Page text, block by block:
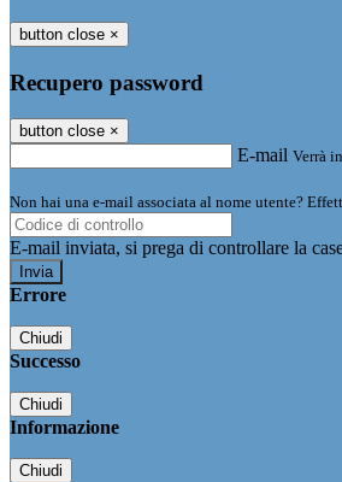
button close ×
Recupero password
button close ×
E-mail Verrà
Non hai una e-mail associata al nome utente?
E-mail inviata, si prega di controllare la
Errore
Chiudi
Successo
Chiudi
Informazione
Chiudi